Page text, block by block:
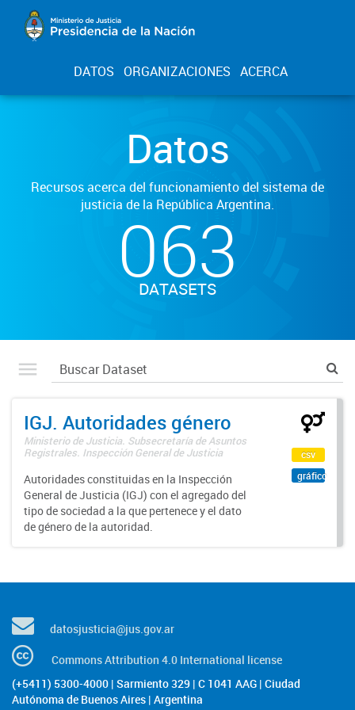
DATOS ORGANIZACIONES ACERCA
Datos
Recursos acerca del funcionamiento del sistema de
justicia de la República Argentina.
063
DATASETS
IGJ. Autoridades género
Ministerio de Justicia. Subsecretaría de Asuntos
Registrales. Inspección General de Justicia
Autoridades constituidas en la Inspección
General de Justicia (IGJ) con el agregado del
tipo de sociedad a la que pertenece y el dato
de género de la autoridad.
csv
gráfico
datosjusticia@jus.gov.ar
Commons Attribution 4.0 International license
(+5411) 5300-4000 | Sarmiento 329 | C 1041 AAG | Ciudad
Autónoma de Buenos Aires | Argentina